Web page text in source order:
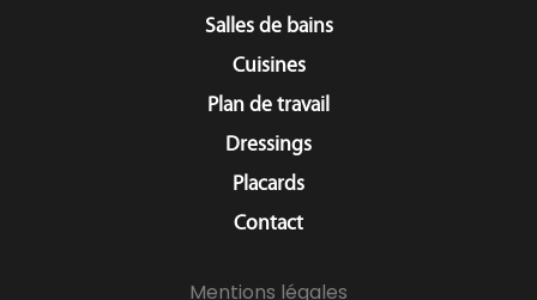
Salles de bains
Cuisines
Plan de travail
Dressings
Placards
Contact
Mentions légales